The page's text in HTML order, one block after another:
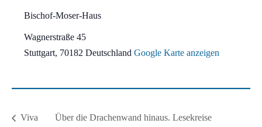
Bischof-Moser-Haus
Wagnerstraße 45
Stuttgart, 70182 Deutschland Google Karte anzeigen
Viva
Über die Drachenwand hinaus. Lesekreise